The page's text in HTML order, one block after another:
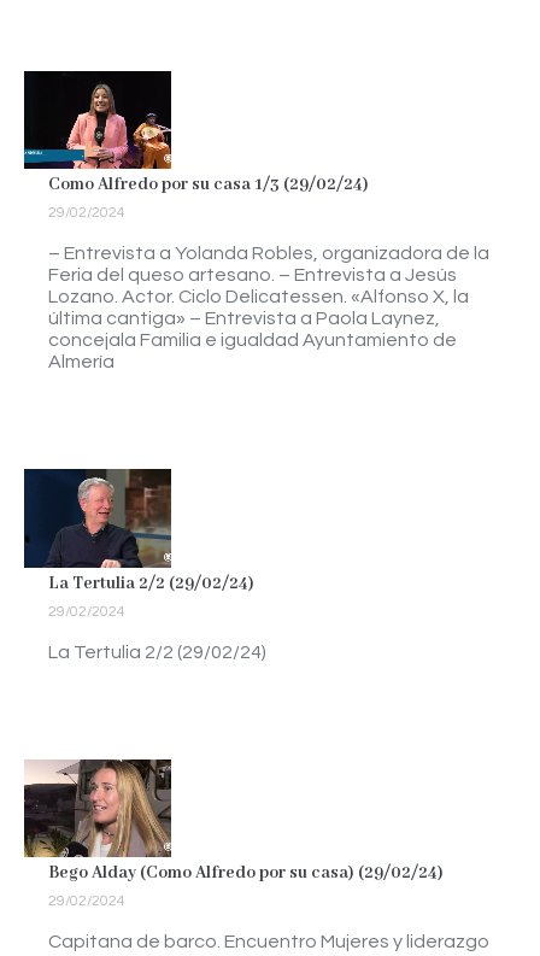
Como Alfredo por su casa 1/3 (29/02/24)
29/02/2024
– Entrevista a Yolanda Robles, organizadora de la
Feria del queso artesano. – Entrevista a Jesús
Lozano. Actor. Ciclo Delicatessen. «Alfonso X, la
última cantiga» – Entrevista a Paola Laynez,
concejala Familia e igualdad Ayuntamiento de
Almería
La Tertulia 2/2 (29/02/24)
29/02/2024
La Tertulia 2/2 (29/02/24)
Bego Alday (Como Alfredo por su casa) (29/02/24)
29/02/2024
Capitana de barco. Encuentro Mujeres y liderazgo